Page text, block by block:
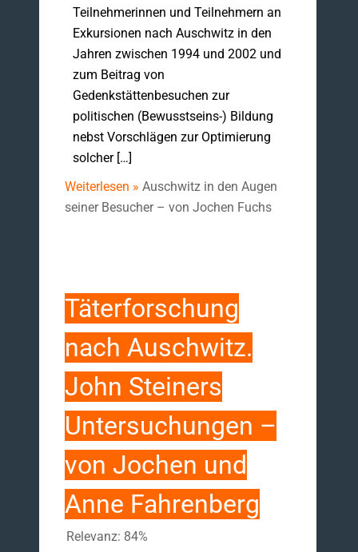
Teilnehmerinnen und Teilnehmern an
Exkursionen nach Auschwitz in den
Jahren zwischen 1994 und 2002 und
zum Beitrag von
Gedenkstättenbesuchen zur
politischen (Bewusstseins-) Bildung
nebst Vorschlägen zur Optimierung
solcher […]
Weiterlesen » Auschwitz in den Augen
seiner Besucher – von Jochen Fuchs
Täterforschung
nach Auschwitz.
John Steiners
Untersuchungen –
von Jochen und
Anne Fahrenberg
Relevanz: 84%